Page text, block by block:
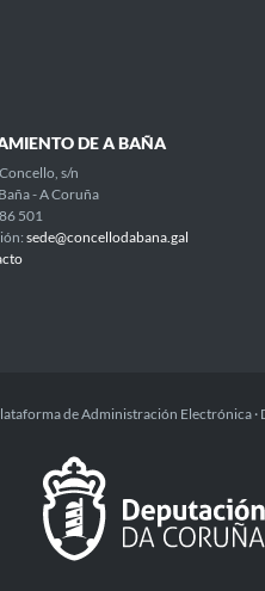
DE A BAÑA
s/n
- A Coruña
501
sede@concellodabana.gal
de Administración Electrónica